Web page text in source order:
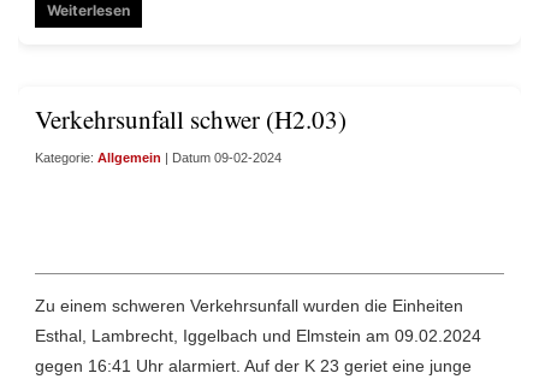
Weiterlesen
Verkehrsunfall schwer (H2.03)
Kategorie: Allgemein | Datum 09-02-2024
Zu einem schweren Verkehrsunfall wurden die Einheiten
Esthal, Lambrecht, Iggelbach und Elmstein am 09.02.2024
gegen 16:41 Uhr alarmiert. Auf der K 23 geriet eine junge